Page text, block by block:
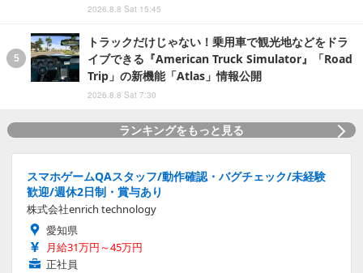
2026.8.8 Sat 15:45
トラックだけじゃない！乗用車で観光地などをドラ
イブできる『American Truck Simulator』「Road
Trip」の新機能「Atlas」情報公開
2026.8.8 Sat 7:30
ランキングをもっと見る
スマホゲームQAスタッフ/動作確認・バグチェック/未経験
歓迎/週休2日制・賞与あり
株式会社enrich technology
愛知県
月給31万円～45万円
正社員